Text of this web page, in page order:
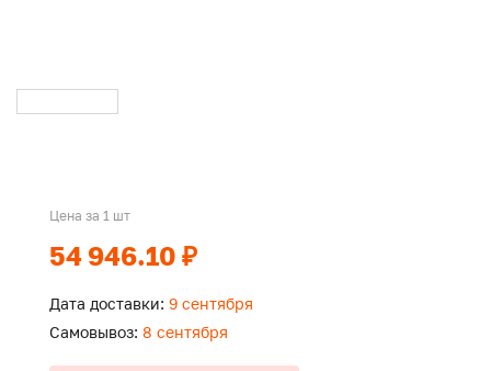
Цена за 1 шт
54 946.10 ₽
Дата доставки: 9 сентября
Самовывоз: 8 сентября